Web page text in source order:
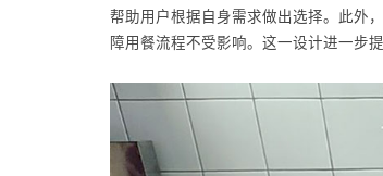
帮助用户根据自身需求做出选择。此外
障用餐流程不受影响。这一设计进一步